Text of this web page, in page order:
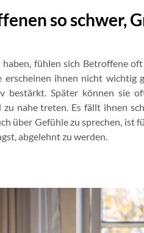
so schwer,
fühlen sich Betroffene
erscheinen ihnen nicht wichtig
Später können sie
nahe treten. Es fällt ihnen
über Gefühle zu sprechen, ist
abgelehnt zu werden.